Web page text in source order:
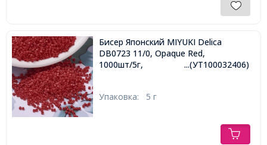
Бисер Японский MIYUKI Delica
DB0723 11/0, Opaque Red,
1000шт/5г,
...(УТ100032406)
Упаковка: 5 г